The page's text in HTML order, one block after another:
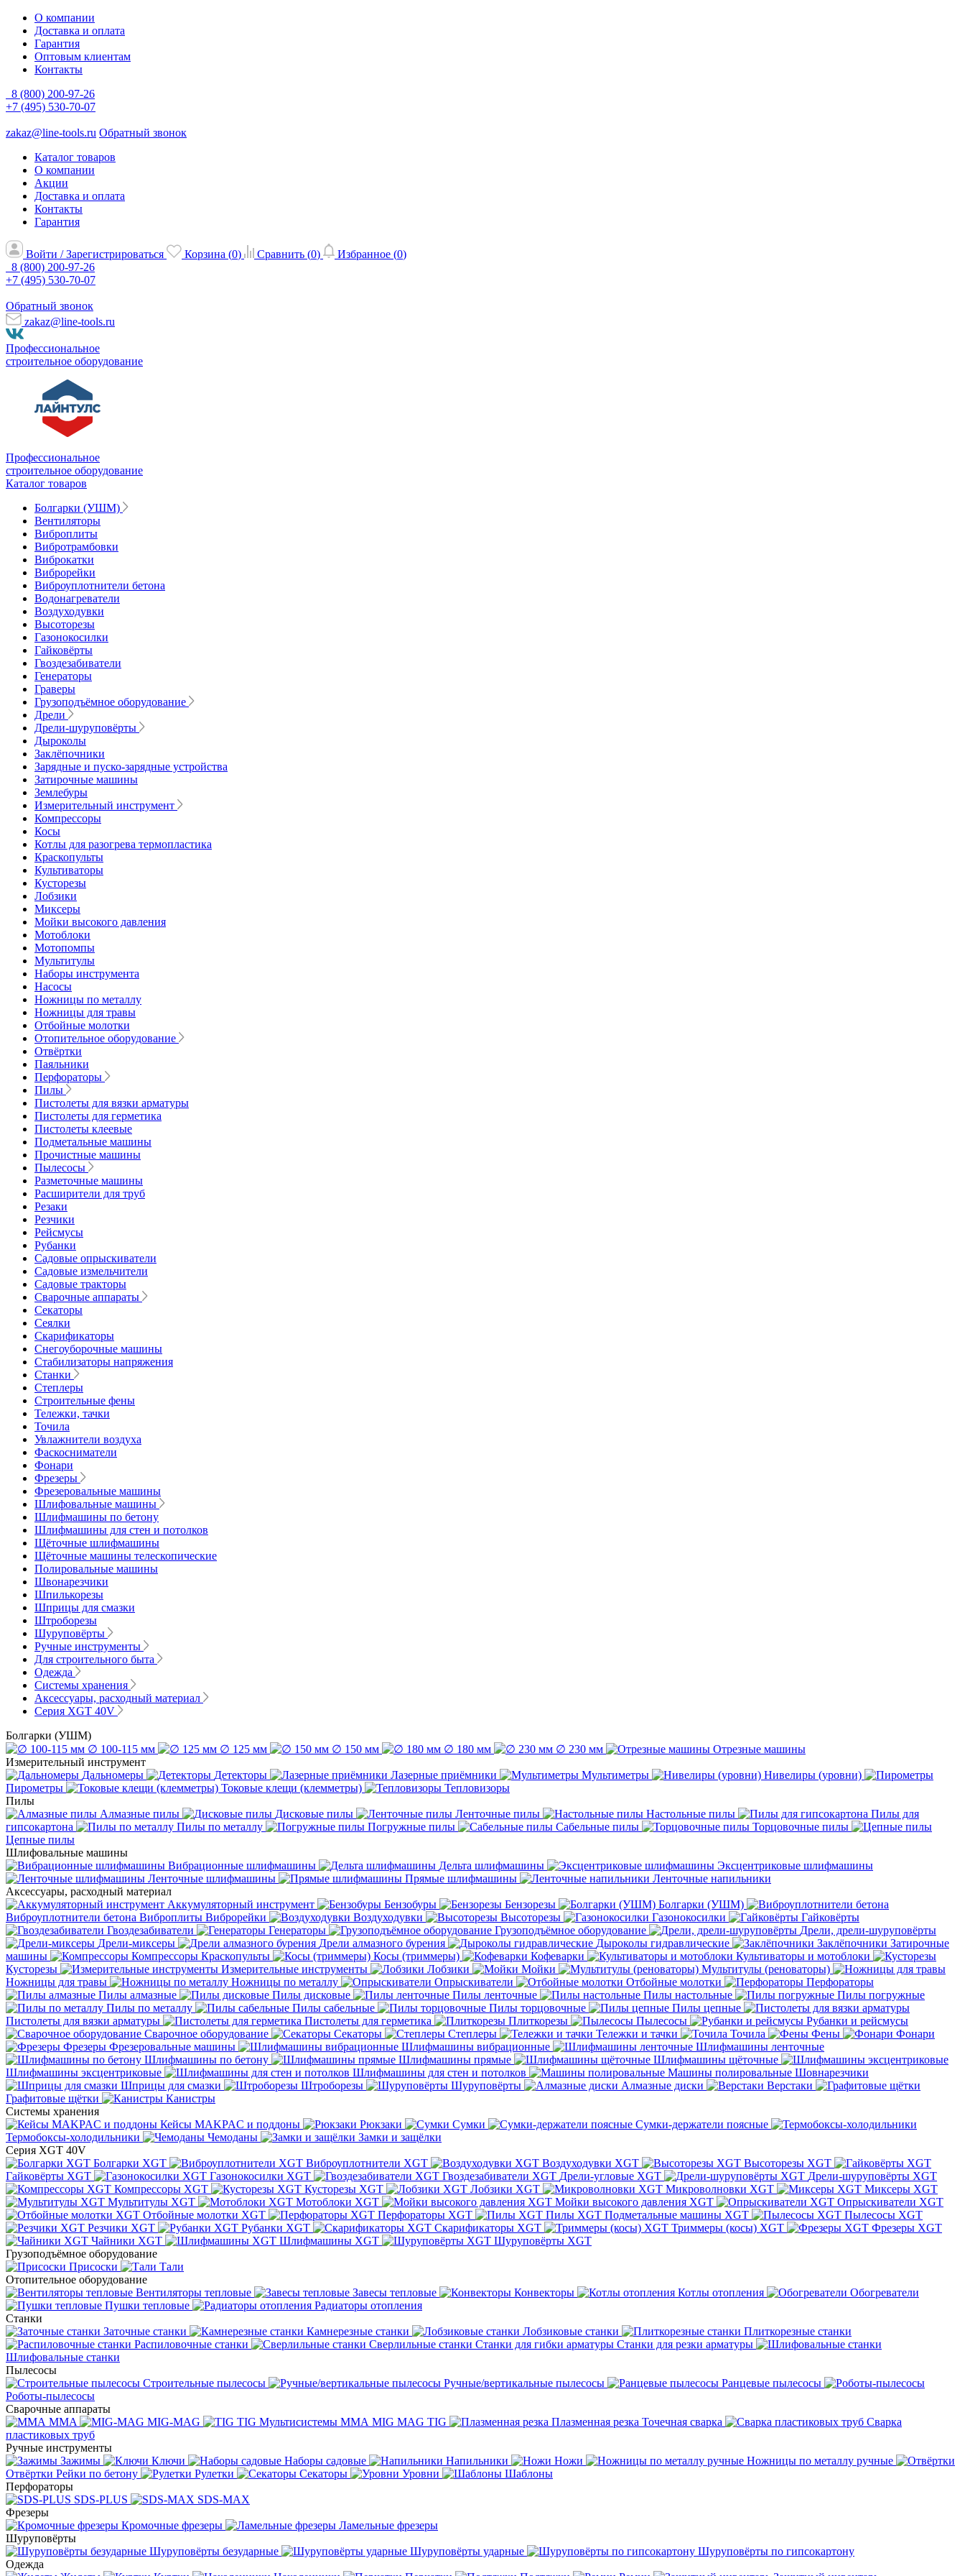
О компании
Доставка и оплата
Гарантия
Оптовым клиентам
Контакты
8 (800) 200-97-26
+7 (495) 530-70-07
zakaz@line-tools.ru Обратный звонок
Каталог товаров
О компании
Акции
Доставка и оплата
Контакты
Гарантия
Войти / Зарегистрироваться Корзина (0) Сравнить (0) Избранное (0)
8 (800) 200-97-26
+7 (495) 530-70-07
Обратный звонок
zakaz@line-tools.ru
Профессиональное
строительное оборудование
Профессиональное
строительное оборудование
Каталог товаров
Болгарки (УШМ)
Вентиляторы
Виброплиты
Вибротрамбовки
Виброкатки
Виброрейки
Виброуплотнители бетона
Водонагреватели
Воздуходувки
Высоторезы
Газонокосилки
Гайковёрты
Гвоздезабиватели
Генераторы
Граверы
Грузоподъёмное оборудование
Дрели
Дрели-шуруповёрты
Дыроколы
Заклёпочники
Зарядные и пуско-зарядные устройства
Затирочные машины
Землебуры
Измерительный инструмент
Компрессоры
Косы
Котлы для разогрева термопластика
Краскопульты
Культиваторы
Кусторезы
Лобзики
Миксеры
Мойки высокого давления
Мотоблоки
Мотопомпы
Мультитулы
Наборы инструмента
Насосы
Ножницы по металлу
Ножницы для травы
Отбойные молотки
Отопительное оборудование
Отвёртки
Паяльники
Перфораторы
Пилы
Пистолеты для вязки арматуры
Пистолеты для герметика
Пистолеты клеевые
Подметальные машины
Прочистные машины
Пылесосы
Разметочные машины
Расширители для труб
Резаки
Резчики
Рейсмусы
Рубанки
Садовые опрыскиватели
Садовые измельчители
Садовые тракторы
Сварочные аппараты
Секаторы
Сеялки
Скарификаторы
Снегоуборочные машины
Стабилизаторы напряжения
Станки
Степлеры
Строительные фены
Тележки, тачки
Точила
Увлажнители воздуха
Фаскосниматели
Фонари
Фрезеры
Фрезеровальные машины
Шлифовальные машины
Шлифмашины по бетону
Шлифмашины для стен и потолков
Щёточные шлифмашины
Щёточные машины телескопические
Полировальные машины
Швонарезчики
Шпилькорезы
Шприцы для смазки
Штроборезы
Шуруповёрты
Ручные инструменты
Для строительного быта
Одежда
Системы хранения
Аксессуары, расходный материал
Серия XGT 40V
Болгарки (УШМ)
∅ 100-115 мм
∅ 125 мм ∅ 150 мм ∅ 180 мм ∅ 230 мм
Отрезные машины
Измерительный инструмент
Дальномеры
Детекторы Лазерные приёмники Мультиметры
Нивелиры (уровни)
Пирометры
Токовые клещи (клемметры)
Тепловизоры
Пилы
Алмазные пилы
Дисковые пилы Ленточные пилы Настольные пилы
Пилы для
гипсокартона
Пилы по металлу Погружные пилы Сабельные пилы
Торцовочные пилы
Цепные пилы
Шлифовальные машины
Вибрационные шлифмашины
Дельта шлифмашины
Эксцентриковые шлифмашины
Ленточные шлифмашины
Прямые шлифмашины
Ленточные напильники
Аксессуары, расходный материал
Аккумуляторный инструмент
Бензобуры Бензорезы
Болгарки (УШМ)
Виброуплотнители бетона Виброплиты Виброрейки Воздуходувки Высоторезы Газонокосилки
Гайковёрты
Гвоздезабиватели
Генераторы Грузоподъёмное оборудование
Дрели, дрели-шуруповёрты
Дрели-миксеры
Дрели алмазного бурения Дыроколы гидравлические Заклёпочники Затирочные
машины
Компрессоры Краскопульты Косы (триммеры) Кофеварки
Культиваторы и мотоблоки
Кусторезы
Измерительные инструменты Лобзики Мойки
Мультитулы (реноваторы)
Ножницы для травы
Ножницы по металлу Опрыскиватели Отбойные молотки
Перфораторы
Пилы алмазные
Пилы дисковые Пилы ленточные Пилы настольные
Пилы погружные
Пилы по металлу
Пилы сабельные Пилы торцовочные
Пилы цепные
Пистолеты для вязки арматуры
Пистолеты для герметика Плиткорезы Пылесосы
Рубанки и рейсмусы
Сварочное оборудование
Секаторы Степлеры Тележки и тачки Точила Фены
Фонари
Фрезеры Фрезеровальные машины Шлифмашины вибрационные
Шлифмашины ленточные
Шлифмашины по бетону
Шлифмашины прямые
Шлифмашины щёточные
Шлифмашины эксцентриковые
Шлифмашины для стен и потолков Машины полировальные Шовнарезчики
Шприцы для смазки
Штроборезы Шуруповёрты Алмазные диски
Верстаки
Графитовые щётки
Канистры
Системы хранения
Кейсы MAKPAC и поддоны
Рюкзаки Сумки
Сумки-держатели поясные
Термобоксы-холодильники
Чемоданы
Замки и защёлки
Серия XGT 40V
Болгарки XGT
Виброуплотнители XGT Воздуходувки XGT
Высоторезы XGT
Гайковёрты XGT
Газонокосилки XGT Гвоздезабиватели XGT Дрели-угловые XGT
Дрели-шуруповёрты XGT
Компрессоры XGT
Кусторезы XGT Лобзики XGT Микроволновки XGT
Миксеры XGT
Мультитулы XGT
Мотоблоки XGT Мойки высокого давления XGT
Опрыскиватели XGT
Отбойные молотки XGT
Перфораторы XGT Пилы XGT Подметальные машины XGT
Пылесосы XGT
Резчики XGT
Рубанки XGT Скарификаторы XGT Триммеры (косы) XGT
Фрезеры XGT
Чайники XGT
Шлифмашины XGT
Шуруповёрты XGT
Грузоподъёмное оборудование
Присоски
Тали
Отопительное оборудование
Вентиляторы тепловые
Завесы тепловые Конвекторы Котлы отопления
Обогреватели
Пушки тепловые
Радиаторы отопления
Станки
Заточные станки
Камнерезные станки Лобзиковые станки
Плиткорезные станки
Распиловочные станки
Сверлильные станки Станки для гибки арматуры Станки для резки арматуры
Шлифовальные станки
Пылесосы
Строительные пылесосы
Ручные/вертикальные пылесосы
Ранцевые пылесосы
Роботы-пылесосы
Сварочные аппараты
MMA
MIG-MAG TIG Мультисистемы ММА MIG MAG TIG Плазменная резка Точечная сварка
Cварка
пластиковых труб
Ручные инструменты
Зажимы
Ключи Наборы садовые Напильники Ножи
Ножницы по металлу ручные
Отвёртки Рейки по бетону Рулетки Секаторы Уровни
Шаблоны
Перфораторы
SDS-PLUS
SDS-MAX
Фрезеры
Кромочные фрезеры
Ламельные фрезеры
Шуруповёрты
Шуруповёрты безударные
Шуруповёрты ударные
Шуруповёрты по гипсокартону
Одежда